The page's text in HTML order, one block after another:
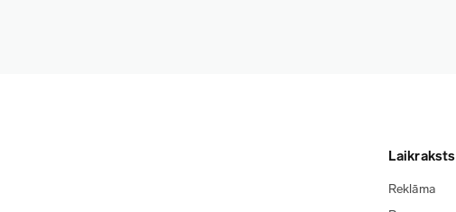
Laikraksts
Reklāma